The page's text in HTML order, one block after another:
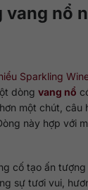
vang nổ
Sparkling
dòng vang nổ
một chút,
này hợp
cố tạo ấn
sự tươi vui,